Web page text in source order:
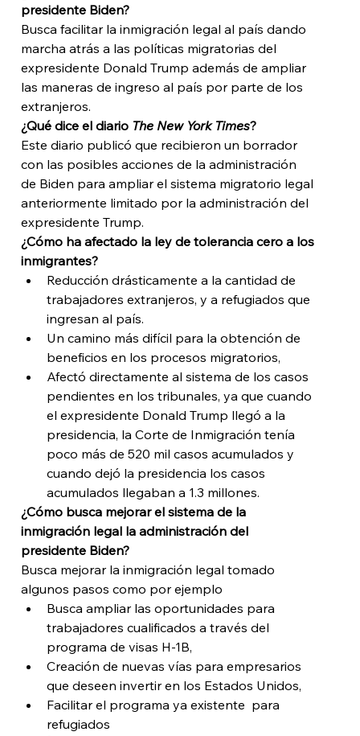
presidente Biden?
Busca facilitar la inmigración legal al país dando
marcha atrás a las políticas migratorias del
expresidente Donald Trump además de ampliar
las maneras de ingreso al país por parte de los
extranjeros.
¿Qué dice el diario The New York Times?
Este diario publicó que recibieron un borrador
con las posibles acciones de la administración
de Biden para ampliar el sistema migratorio legal
anteriormente limitado por la administración del
expresidente Trump.
¿Cómo ha afectado la ley de tolerancia cero a los
inmigrantes?
Reducción drásticamente a la cantidad de
trabajadores extranjeros, y a refugiados que
ingresan al país.
Un camino más difícil para la obtención de
beneficios en los procesos migratorios,
Afectó directamente al sistema de los casos
pendientes en los tribunales, ya que cuando
el expresidente Donald Trump llegó a la
presidencia, la Corte de Inmigración tenía
poco más de 520 mil casos acumulados y
cuando dejó la presidencia los casos
acumulados llegaban a 1.3 millones.
¿Cómo busca mejorar el sistema de la
inmigración legal la administración del
presidente Biden?
Busca mejorar la inmigración legal tomado
algunos pasos como por ejemplo
Busca ampliar las oportunidades para
trabajadores cualificados a través del
programa de visas H-1B,
Creación de nuevas vías para empresarios
que deseen invertir en los Estados Unidos,
Facilitar el programa ya existente  para
refugiados